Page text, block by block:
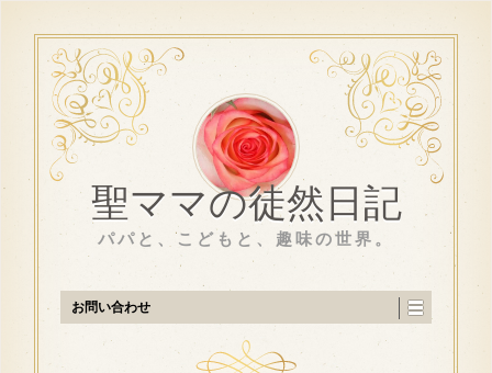
聖ママの徒然日記
パパと、こどもと、趣味の世界。
お問い合わせ